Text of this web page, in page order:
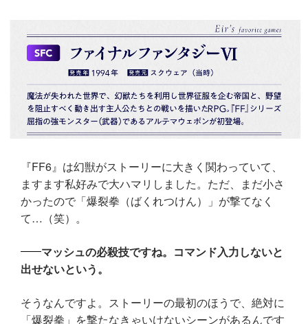
『FF6』は幻獣がストーリーに大きく関わっていて、
ますます私好みで大ハマリしました。ただ、まだ小さ
かったので「爆裂拳（ばくれつけん）」が撃てなく
て…（笑）。
マッシュの必殺技ですね。コマンド入力しないと
出せないという。
そうなんですよ。ストーリーの最初のほうで、絶対に
「爆裂拳」を撃たなきゃいけないシーンがあるんです